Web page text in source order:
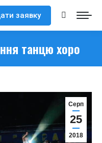
заявку Search:
танцю хоро
Серп
25
2018